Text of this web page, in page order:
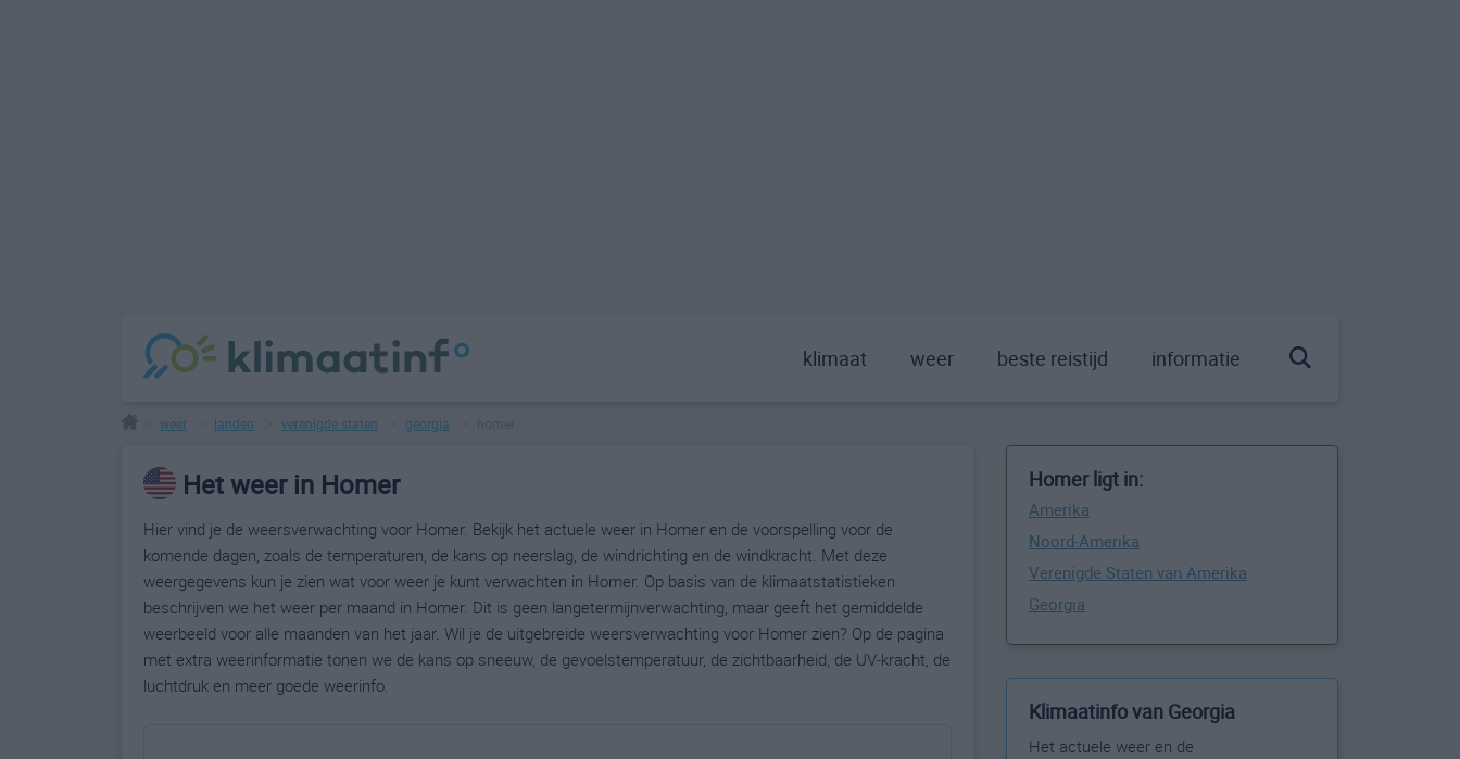
klimaat weer beste reistijd informatie
weer landen verenigde staten georgia
Het weer in Homer
Hier vind je de weersverwachting voor Homer. Bekijk het actuele weer in Homer en de voorspelling voor de
komende dagen, zoals de temperaturen, de kans op neerslag, de windrichting en de windkracht. Met deze
weergegevens kun je zien wat voor weer je kunt verwachten in Homer. Op basis van de klimaatstatistieken
beschrijven we het weer per maand in Homer. Dit is geen langetermijnverwachting, maar geeft het gemiddelde
weerbeeld voor alle maanden van het jaar. Wil je de uitgebreide weersverwachting voor Homer zien? Op de pagina
met extra weerinformatie tonen we de kans op sneeuw, de gevoelstemperatuur, de zichtbaarheid, de UV-kracht, de
luchtdruk en meer goede weerinfo.
Homer ligt in:
Amerika
Noord-Amerika
Verenigde Staten van Amerika
Georgia
Klimaatinfo van Georgia
Het actuele weer en de